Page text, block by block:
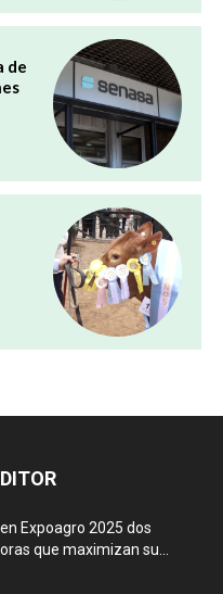
de
Expoagro 2025 dos
que maximizan su...